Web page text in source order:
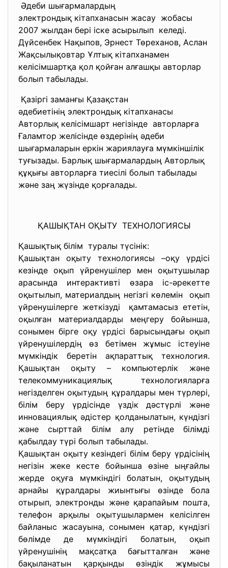
Әдеби шығармалардың
электрондық кітапханасын жасау жобасы
2007 жылдан бері іске асырылып келеді.
Дүйсенбек Нақыпов, Эрнест Төреханов, Аслан
Жақсылықовтар Ұлтық кітапханамен
келісімшартқа қол қойған алғашқы авторлар
болып табылады.
Қазіргі заманғы Қазақстан
әдебиетінің электрондық кітапханасы
Авторлық келісімшарт негізінде авторларға
Ғаламтор желісінде өздерінің әдеби
шығармаларын еркін жариялауға мүмкіншілік
туғызады. Барлық шығармалардың Авторлық
құқығы авторларға тиесілі болып табылады
және заң жүзінде қорғалады.
ҚАШЫҚТАН ОҚЫТУ ТЕХНОЛОГИЯСЫ
Қашықтық білім туралы түсінік:
Қашықтан оқыту технологиясы –оқу үрдісі
кезінде оқып үйренушілер мен оқытушылар
арасында интерактивті өзара іс-әрекетте
оқытылып, материалдың негізгі көлемін оқып
үйренушілерге жеткізуді қамтамасыз ететін,
оқылған материалдарды меңгеру бойынша,
сонымен бірге оқу үрдісі барысындағы оқып
үйренушілердің өз бетімен жұмыс істеуіне
мүмкіндік беретін ақпараттық технология.
Қашықтан оқыту – компьютерлік және
телекоммуникациялық технологияларға
негізделген оқытудың құралдары мен түрлері,
білім беру үрдісінде үздік дәстүрлі және
инновациялық әдістер қолданылатын, күндізгі
және сырттай білім алу ретінде білімді
қабылдау түрі болып табылады.
Қашықтан оқыту кезіндегі білім беру үрдісінің
негізін жеке кесте бойынша өзіне ыңғайлы
жерде оқуға мүмкіндігі болатын, оқытудың
арнайы құралдары жиынтығы өзінде бола
отырып, электронды және қарапайым пошта,
телефон арқылы оқытушылармен келісілген
байланыс жасауына, сонымен қатар, күндізгі
бөлімде де мүмкіндігі болатын, оқып
үйренушінің мақсатқа бағытталған және
бақыланатын қарқынды өзіндік жұмысы